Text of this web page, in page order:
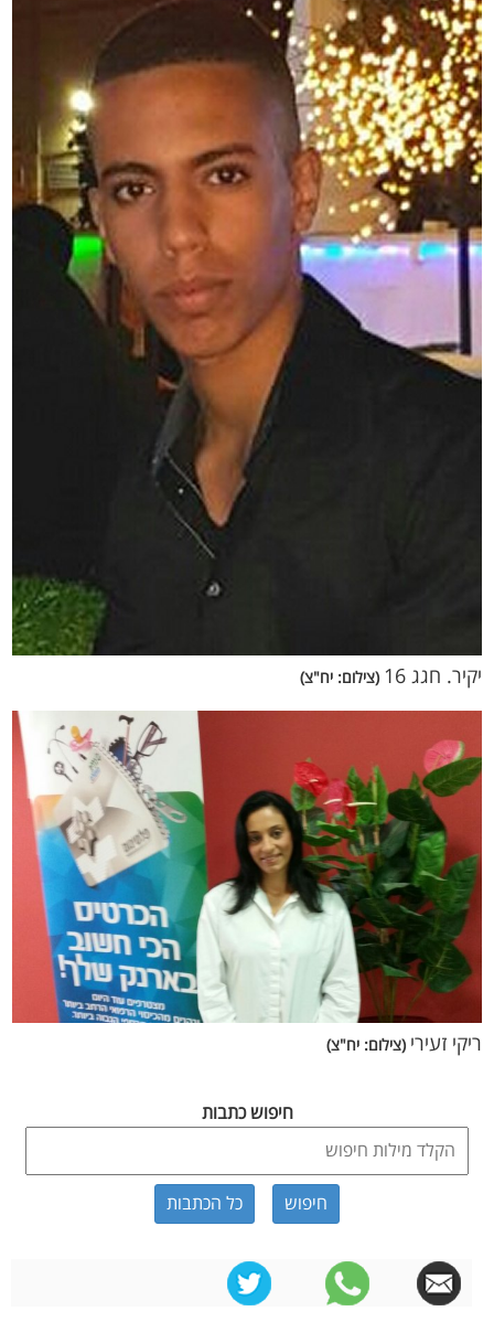
יקיר. חגג 16 (צילום: יח"צ)
ריקי זעירי (צילום: יח"צ)
חיפוש כתבות
כל הכתבות